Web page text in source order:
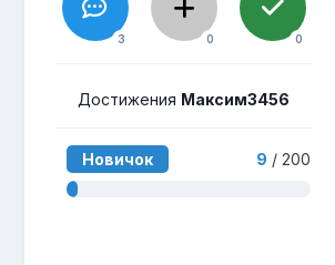
3 0 0
Достижения Максим3456
Новичок 9 / 200